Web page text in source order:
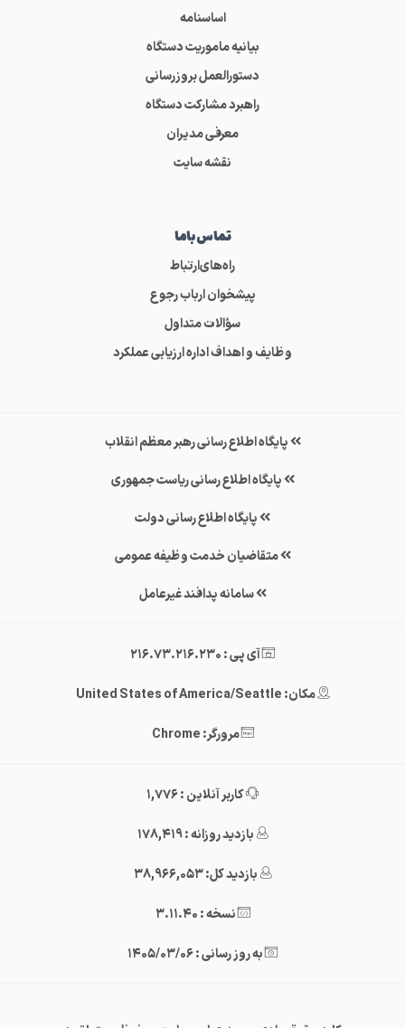
اساسنامه
بیانیه ماموریت دستگاه
دستورالعمل بروزرسانی
راهبرد مشارکت دستگاه
معرفی مدیران
نقشه سایت
تماس‌باما
راه‌های‌ارتباط
پیشخوان ارباب رجوع
سؤالات متداول
وظایف و اهداف اداره ارزیابی عملکرد
پایگاه اطلاع رسانی رهبر معظم انقلاب
پایگاه اطلاع رسانی ریاست جمهوری
پایگاه اطلاع رسانی دولت
متقاضیان خدمت وظیفه عمومی
سامانه پدافند غیرعامل
آی پی : 216.73.216.230
مکان: United States of America/Seattle
مرورگر: Chrome
کاربر آنلاین : 1,776
بازدید روزانه : 178,419
بازدید کل: 38,966,053
نسخه : 3.11.40
به روز رسانی : 1405/03/06